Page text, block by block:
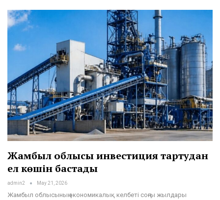
Жамбыл облысы инвестиция тартудан
ел көшін бастады
admin2 May 21, 2026
Жамбыл облысының экономикалық келбеті соңғы жылдары